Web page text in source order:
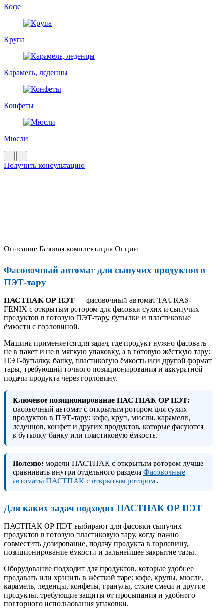
Кофе
Крупа
Карамель, леденцы
Конфеты
Мюсли
Получить консультацию
Описание Базовая комплектация Опции
Фасовочный автомат для сыпучих продуктов в
ПЭТ-тару
ПАСТПАК ОР ПЭТ — фасовочный автомат TAURAS-
FENIX с открытым ротором для фасовки сухих и сыпучих
продуктов в готовую ПЭТ-тару, бутылки и пластиковые
ёмкости с горловиной.
Машина применяется для задач, где продукт нужно фасовать
не в пакет и не в мягкую упаковку, а в готовую жёсткую тару:
ПЭТ-бутылку, банку, пластиковую ёмкость или другой формат
тары, требующий точного позиционирования и аккуратной
подачи продукта через горловину.
Ключевое позиционирование ПАСТПАК ОР ПЭТ:
фасовочный автомат с открытым ротором для сухих
продуктов в ПЭТ-тару: кофе, круп, мюсли, карамели,
леденцов, конфет и других продуктов, которые фасуются
в бутылку, банку или пластиковую ёмкость.
Полезно: модели ПАСТПАК с открытым ротором лучше
сравнивать внутри отдельного раздела Фасовочные
автоматы ПАСТПАК с открытым ротором .
Для каких задач подходит ПАСТПАК ОР ПЭТ
ПАСТПАК ОР ПЭТ выбирают для фасовки сыпучих
продуктов в готовую пластиковую тару, когда важно
совместить дозирование, подачу продукта в горловину,
позиционирование ёмкости и дальнейшее закрытие тары.
Оборудование подходит для продуктов, которые удобнее
продавать или хранить в жёсткой таре: кофе, крупы, мюсли,
карамель, леденцы, конфеты, гранулы, сухие смеси и другие
продукты, требующие защиты от просыпания и удобного
повторного использования упаковки.